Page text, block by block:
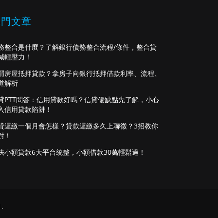
文章
整合是什麼？了解銀行債務整合流程/條件，整合貸
輕壓力！
房屋抵押貸款？拿房子向銀行抵押借款利率、流程、
解析
PTT問答：信用貸款好嗎？信貸優缺點先了解，小心
信用貸款陷阱！
遲繳一個月會怎樣？貸款遲繳多久上聯徵？3招教你
！
小額貸款6大平台統整，小額借款30萬輕鬆過！